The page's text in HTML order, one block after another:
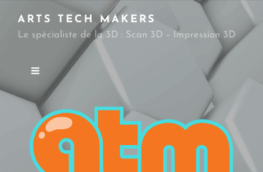
ARTS TECH MAKERS
Le spécialiste de la 3D : Scan 3D – Impression 3D